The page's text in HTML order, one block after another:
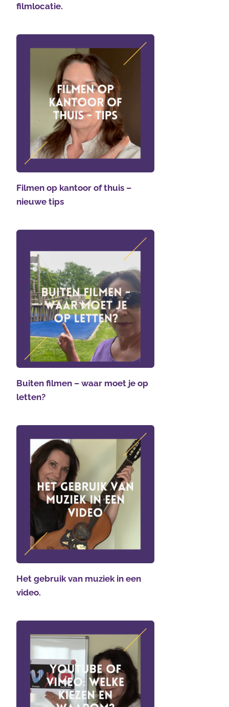
filmlocatie.
Filmen op kantoor of thuis –
nieuwe tips
Buiten filmen – waar moet je op
letten?
Het gebruik van muziek in een
video.